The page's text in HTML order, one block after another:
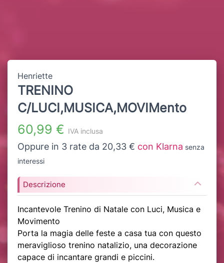
Henriette
TRENINO
C/LUCI,MUSICA,MOVIMento
60,99 € IVA inclusa
Oppure in 3 rate da 20,33 € con Klarna senza
interessi
Descrizione
Incantevole Trenino di Natale con Luci, Musica e
Movimento
Porta la magia delle feste a casa tua con questo
meraviglioso trenino natalizio, una decorazione
capace di incantare grandi e piccini.